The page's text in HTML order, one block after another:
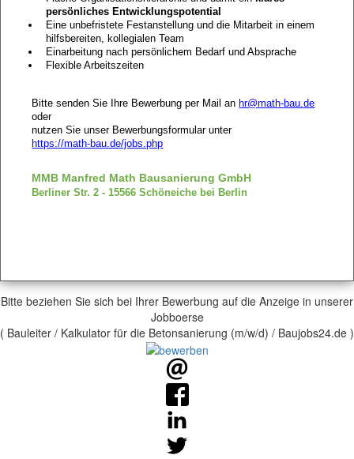
persönliches Entwicklungspotential
Eine unbefristete Festanstellung und die Mitarbeit in einem
hilfsbereiten, kollegialen Team
Einarbeitung nach persönlichem Bedarf und Absprache
Flexible Arbeitszeiten
Bitte senden Sie Ihre Bewerbung per Mail anhr@math-bau.de
oder
nutzen Sie unser Bewerbungsformular unter
https://math-bau.de/jobs.php
MMB Manfred Math Bausanierung GmbH
Berliner Str. 2 - 15566 Schöneiche bei Berlin
Bitte beziehen Sie sich bei Ihrer Bewerbung auf die Anzeige in unserer
Jobboerse
( Bauleiter / Kalkulator für die Betonsanierung (m/w/d) / Baujobs24.de )